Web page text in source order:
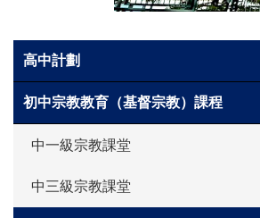
環球探索
入學申請
學生園地
Side
Meun
高中計劃
初中宗教教育（基督宗教）課程
中一級宗教課堂
中三級宗教課堂